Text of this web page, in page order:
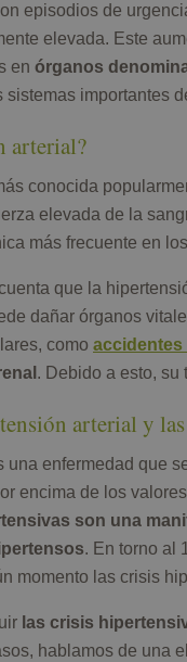
episodios de
elevada. Este
en órganos
importantes
arterial?
conocida
elevada de la
más frecuente en
que la
dañar órganos
como accidentes
. Debido a esto, su
arterial y
una enfermedad que
encima de los
son una
. En torno al
momento las crisis
las crisis
hablamos de una